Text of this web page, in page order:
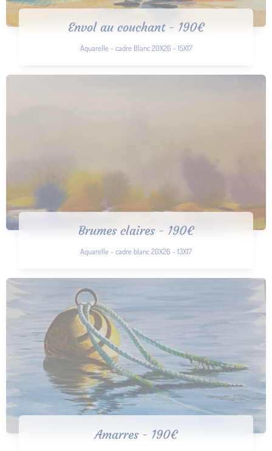
Envol au couchant - 190€
Aquarelle - cadre Blanc 20X26 - 15X17
Brumes claires - 190€
Aquarelle - cadre blanc 20X26 - 13X17
Amarres - 190€